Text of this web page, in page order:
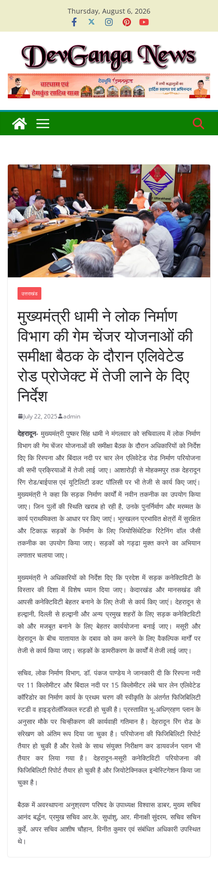
content
Thursday, August 6, 2026
उत्तराखंड
मुख्यमंत्री धामी ने लोक निर्माण
विभाग की गेम चेंजर योजनाओं की
समीक्षा बैठक के दौरान एलिवेटेड
रोड प्रोजेक्ट में तेजी लाने के दिए
निर्देश
July 22, 2025 admin
देहरादून- मुख्यमंत्री पुष्कर सिंह धामी ने मंगलवार को सचिवालय में लोक निर्माण
विभाग की गेम चेंजर योजनाओं की समीक्षा बैठक के दौरान अधिकारियों को निर्देश
दिए कि रिस्पना और बिंदाल नदी पर चार लेन एलिवेटेड रोड निर्माण परियोजना
की सभी प्रक्रियाओं में तेजी लाई जाए। आशारोड़ी से मोहकमपुर तक देहरादून
रिंग रोड/बाईपास एवं यूटिलिटी डक्ट पॉलिसी पर भी तेजी से कार्य किए जाएं।
मुख्यमंत्री ने कहा कि सड़क निर्माण कार्यों में नवीन तकनीक का उपयोग किया
जाए। जिन पुलों की स्थिति खराब हो रही है, उनके पुनर्निर्माण और मरम्मत के
कार्य प्राथमिकता के आधार पर किए जाएं। भूस्खलन प्रभावित क्षेत्रों में सुरक्षित
और टिकाऊ सड़कों के निर्माण के लिए जियोसिंथेटिक रिटेनिंग वॉल जैसी
तकनीक का उपयोग किया जाए। सड़कों को गड्ढा मुक्त करने का अभियान
लगातार चलाया जाए।
मुख्यमंत्री ने अधिकारियों को निर्देश दिए कि प्रदेश में सड़क कनेक्टिविटी के
विस्तार की दिशा में विशेष ध्यान दिया जाए। केदारखंड और मानसखंड की
आपसी कनेक्टिविटी बेहतर बनाने के लिए तेजी से कार्य किए जाएं। देहरादून से
हल्द्वानी, दिल्ली से हल्द्वानी और अन्य प्रमुख शहरों के लिए सड़क कनेक्टिविटी
को और मजबूत बनाने के लिए बेहतर कार्ययोजना बनाई जाए। मसूरी और
देहरादून के बीच यातायात के दबाव को कम करने के लिए वैकल्पिक मार्गों पर
तेजी से कार्य किया जाए। सड़कों के डामरीकरण के कार्यों में तेजी लाई जाए।
सचिव, लोक निर्माण विभाग, डॉ. पंकज पाण्डेय ने जानकारी दी कि रिस्पना नदी
पर 11 किलोमीटर और बिंदाल नदी पर 15 किलोमीटर लंबे चार लेन एलिवेटेड
कॉरिडोर का निर्माण कार्य के प्रथम चरण की स्वीकृति के अंतर्गत फिजिबिलिटी
स्टडी व हाइड्रोलॉजिकल स्टडी हो चुकी है। प्रस्तावित भू-अधिग्रहण प्लान के
अनुसार मौके पर चिन्हीकरण की कार्यवाही गतिमान है। देहरादून रिंग रोड के
संरेखण को अंतिम रूप दिया जा चुका है। परियोजना की फिजिबिलिटी रिपोर्ट
तैयार हो चुकी है और रेलवे के साथ संयुक्त निरीक्षण कर डायवर्जन प्लान भी
तैयार कर लिया गया है। देहरादून-मसूरी कनेक्टिविटी परियोजना की
फिजिबिलिटी रिपोर्ट तैयार हो चुकी है और जियोटेक्निकल इन्वेस्टिगेशन किया जा
चुका है।
बैठक में अवस्थापना अनुश्रवण परिषद के उपाध्यक्ष विश्वास डाबर, मुख्य सचिव
आनंद बर्द्धन, प्रमुख सचिव आर.के. सुधांशु, आर. मीनाक्षी सुंदरम, सचिव सचिन
कुर्वे, अपर सचिव आशीष चौहान, विनीत कुमार एवं संबंधित अधिकारी उपस्थित
थे।